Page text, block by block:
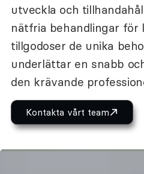
utveckla och
nätfria behandlingar för
tillgodoser de unika
underlättar en snabb
den krävande
Kontakta vårt team